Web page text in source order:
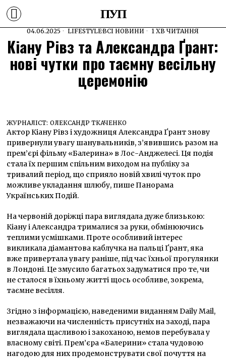
ПУП
04.06.2025 LIFESTYLE·ВСІ НОВИНИ 1 ХВ ЧИТАННЯ
Кіану Рівз та Александра Ґрант:
нові чутки про таємну весільну
церемонію
ЖУРНАЛІСТ: ОЛЕКСАНДР ТКАЧЕНКО
Актор Кіану Рівз і художниця Александра Ґрант знову
привернули увагу шанувальників, з’явившись разом на
прем’єрі фільму «Балерина» в Лос-Анджелесі. Ця подія
стала їх першим спільним виходом на публіку за
тривалий період, що сприяло новій хвилі чуток про
можливе укладання шлюбу, пише Панорама
Українських Подій.
На червоній доріжці пара виглядала дуже близькою:
Кіану і Александра трималися за руки, обмінюючись
теплими усмішками. Проте особливий інтерес
викликала діамантова каблучка на пальці Ґрант, яка
вже привертала увагу раніше, під час їхньої прогулянки
в Лондоні. Це змусило багатьох задуматися про те, чи
не сталося в їхньому житті щось особливе, зокрема,
таємне весілля.
Згідно з інформацією, наведеними виданням Daily Mail,
незважаючи на численність присутніх на заході, пара
виглядала щасливою і закоханою, немов перебувала у
власному світі. Прем’єра «Балерини» стала чудовою
нагодою для них продемонструвати свої почуття на